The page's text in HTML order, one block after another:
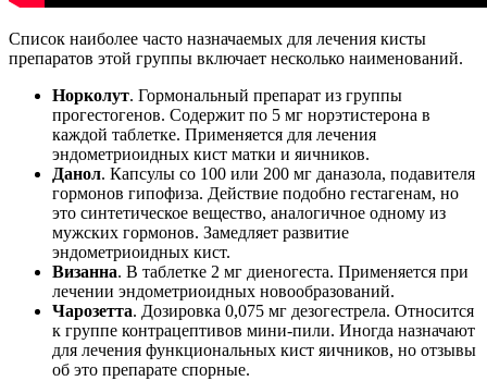
Список наиболее часто назначаемых для лечения кисты
препаратов этой группы включает несколько наименований.
Норколут. Гормональный препарат из группы
прогестогенов. Содержит по 5 мг норэтистерона в
каждой таблетке. Применяется для лечения
эндометриоидных кист матки и яичников.
Данол. Капсулы со 100 или 200 мг даназола, подавителя
гормонов гипофиза. Действие подобно гестагенам, но
это синтетическое вещество, аналогичное одному из
мужских гормонов. Замедляет развитие
эндометриоидных кист.
Визанна. В таблетке 2 мг диеногеста. Применяется при
лечении эндометриоидных новообразований.
Чарозетта. Дозировка 0,075 мг дезогестрела. Относится
к группе контрацептивов мини-пили. Иногда назначают
для лечения функциональных кист яичников, но отзывы
об это препарате спорные.